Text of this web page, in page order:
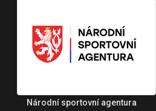
Národní sportovní agentura